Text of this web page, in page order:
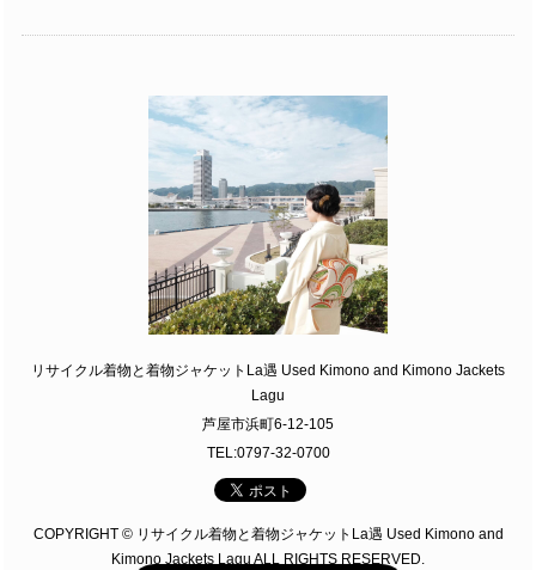
リサイクル着物と着物ジャケットLa遇 Used Kimono and Kimono Jackets
Lagu
芦屋市浜町6-12-105
TEL:0797-32-0700
COPYRIGHT © リサイクル着物と着物ジャケットLa遇 Used Kimono and
Kimono Jackets Lagu ALL RIGHTS RESERVED.